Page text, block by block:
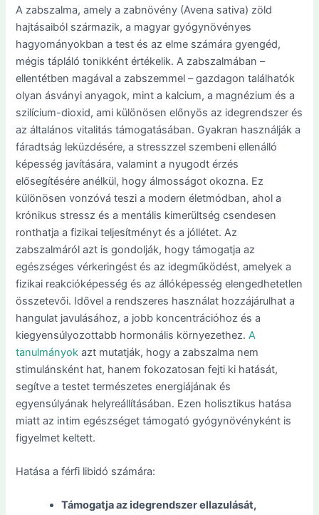
A zabszalma, amely a zabnövény (Avena sativa) zöld
hajtásaiból származik, a magyar gyógynövényes
hagyományokban a test és az elme számára gyengéd,
mégis tápláló tonikként értékelik. A zabszalmában –
ellentétben magával a zabszemmel – gazdagon találhatók
olyan ásványi anyagok, mint a kalcium, a magnézium és a
szilícium-dioxid, ami különösen előnyös az idegrendszer és
az általános vitalitás támogatásában. Gyakran használják a
fáradtság leküzdésére, a stresszzel szembeni ellenálló
képesség javítására, valamint a nyugodt érzés
elősegítésére anélkül, hogy álmosságot okozna. Ez
különösen vonzóvá teszi a modern életmódban, ahol a
krónikus stressz és a mentális kimerültség csendesen
ronthatja a fizikai teljesítményt és a jóllétet. Az
zabszalmáról azt is gondolják, hogy támogatja az
egészséges vérkeringést és az idegműködést, amelyek a
fizikai reakcióképesség és az állóképesség elengedhetetlen
összetevői. Idővel a rendszeres használat hozzájárulhat a
hangulat javulásához, a jobb koncentrációhoz és a
kiegyensúlyozottabb hormonális környezethez. A
tanulmányok azt mutatják, hogy a zabszalma nem
stimulánsként hat, hanem fokozatosan fejti ki hatását,
segítve a testet természetes energiájának és
egyensúlyának helyreállításában. Ezen holisztikus hatása
miatt az intim egészséget támogató gyógynövényként is
figyelmet keltett.
Hatása a férfi libidó számára:
Támogatja az idegrendszer ellazulását,